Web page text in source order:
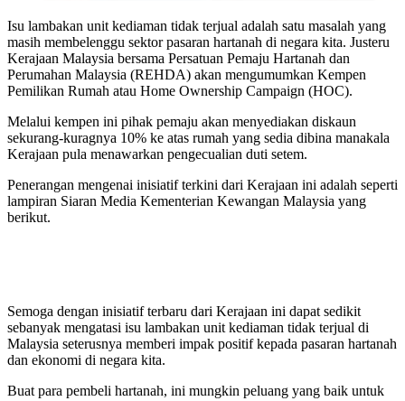
Isu lambakan unit kediaman tidak terjual adalah satu masalah yang
masih membelenggu sektor pasaran hartanah di negara kita. Justeru
Kerajaan Malaysia bersama Persatuan Pemaju Hartanah dan
Perumahan Malaysia (REHDA) akan mengumumkan Kempen
Pemilikan Rumah atau Home Ownership Campaign (HOC).
Melalui kempen ini pihak pemaju akan menyediakan diskaun
sekurang-kuragnya 10% ke atas rumah yang sedia dibina manakala
Kerajaan pula menawarkan pengecualian duti setem.
Penerangan mengenai inisiatif terkini dari Kerajaan ini adalah seperti
lampiran Siaran Media Kementerian Kewangan Malaysia yang
berikut.
Semoga dengan inisiatif terbaru dari Kerajaan ini dapat sedikit
sebanyak mengatasi isu lambakan unit kediaman tidak terjual di
Malaysia seterusnya memberi impak positif kepada pasaran hartanah
dan ekonomi di negara kita.
Buat para pembeli hartanah, ini mungkin peluang yang baik untuk